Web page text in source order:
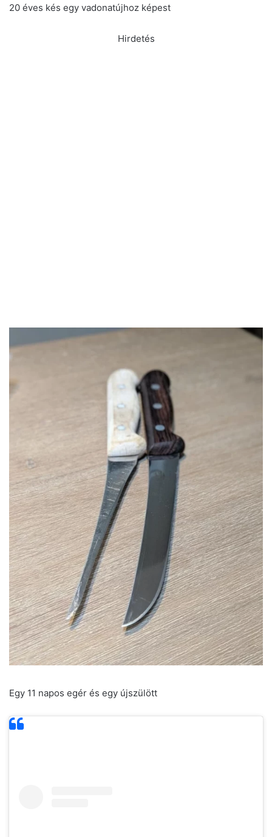
20 éves kés egy vadonatújhoz képest
Hirdetés
Egy 11 napos egér és egy újszülött